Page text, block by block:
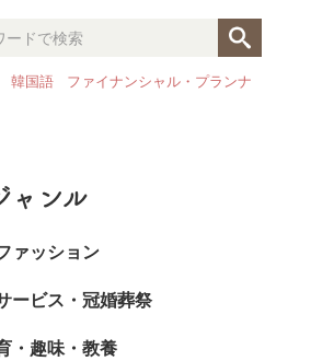
技術を証明する検定試験で
くは学生ですが、社員教育の
ン業界をはじめ、インテリア
の分野など、身につけた知
く活用できるでしょう。
韓国語
ファイナンシャル・プランナ
ャンル
ァッション
ービス・冠婚葬祭
・趣味・教養